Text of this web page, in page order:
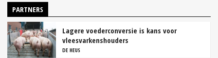
PARTNERS
Lagere voederconversie is kans voor
vleesvarkenshouders
DE HEUS